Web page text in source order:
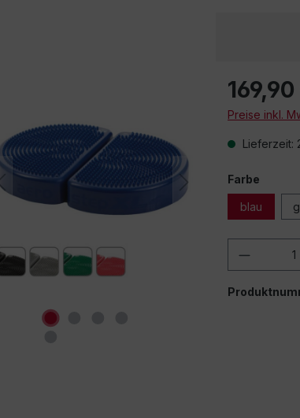
Preise inkl.
Lieferzeit:
Farbe
blau